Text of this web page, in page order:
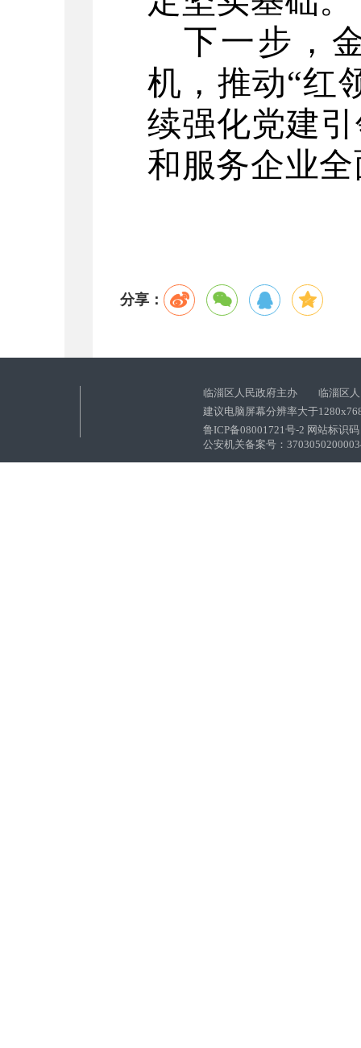
下一步，
机，推动“红
续强化党建
和服务企业
分享：
临淄区人民政府主办 临淄区人
建议电脑屏幕分辨率大于
鲁ICP备08001721号-2 网站标识
公安机关备案号：